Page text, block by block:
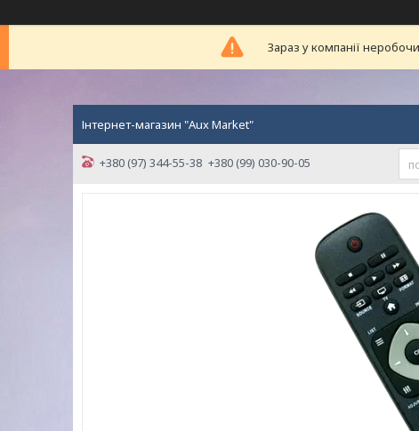
Зараз у компанії
Інтернет-магазин "Aux Market"
+380 (97) 344-55-38 +380 (99) 030-90-05